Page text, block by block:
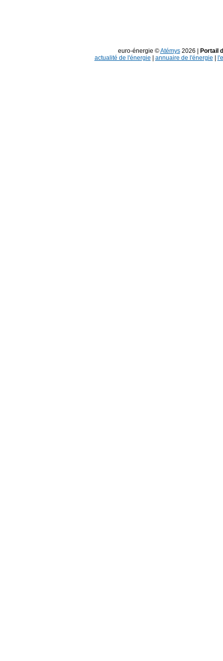
euro-énergie ©Atémys2026 |
Portail
actualité de l'énergie
annuaire de l'énergie